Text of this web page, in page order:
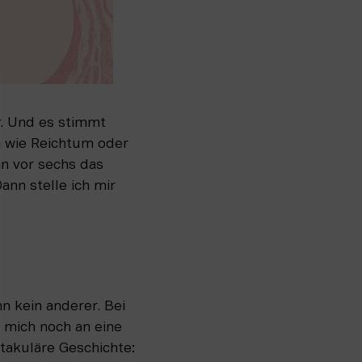
. Und es stimmt
wie Reichtum oder
vor sechs das
stelle ich mir
kein anderer. Bei
noch an eine
Geschichte: